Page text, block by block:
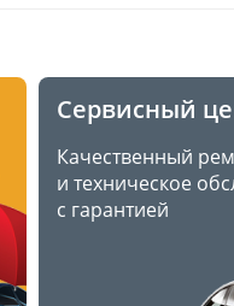
Сервисный
Качественный
и техническое
с гарантией